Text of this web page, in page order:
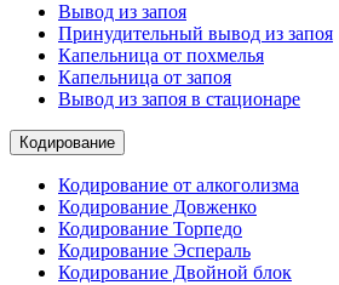
Вывод из запоя
Принудительный вывод из запоя
Капельница от похмелья
Капельница от запоя
Вывод из запоя в стационаре
Кодирование
Кодирование от алкоголизма
Кодирование Довженко
Кодирование Торпедо
Кодирование Эспераль
Кодирование Двойной блок